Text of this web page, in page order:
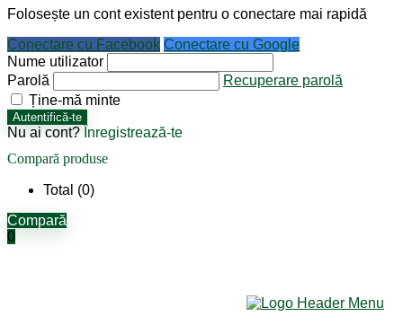
Folosește un cont existent pentru o conectare mai rapidă
Conectare cu Facebook Conectare cu Google
Nume utilizator
Parolă
Recuperare parolă
Ține-mă minte
Autentifică-te
Nu ai cont? Înregistrează-te
Compară produse
Total (0)
Compară
0